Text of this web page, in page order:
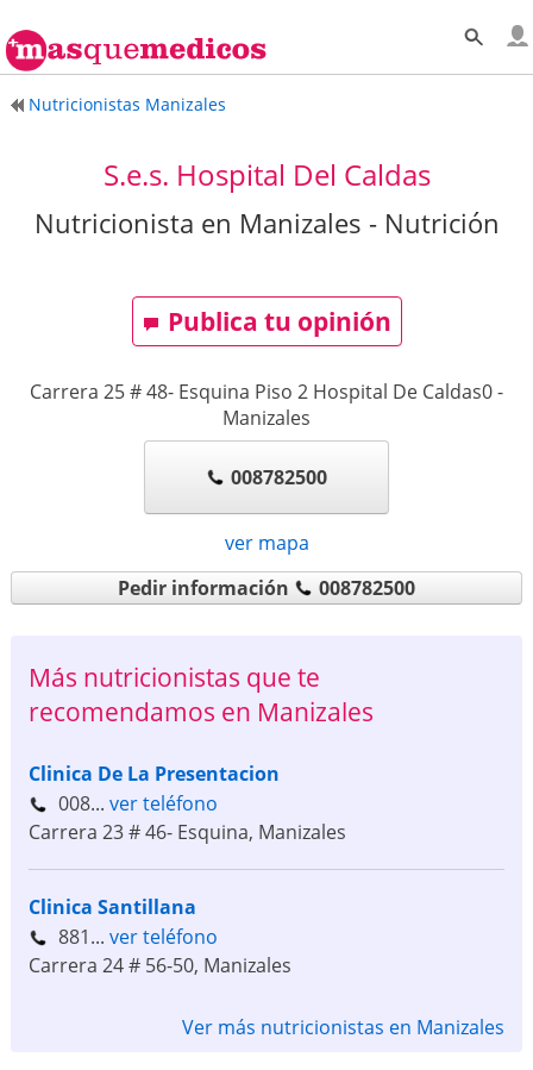
Nutricionistas Manizales
S.e.s. Hospital Del Caldas
Nutricionista en Manizales - Nutrición
Publica tu opinión
Carrera 25 # 48- Esquina Piso 2 Hospital De Caldas0-
Manizales
008782500
ver mapa
Pedir información
008782500
Más nutricionistas que te
recomendamos en Manizales
Clinica De La Presentacion
008... ver teléfono
Carrera 23 # 46- Esquina, Manizales
Clinica Santillana
881... ver teléfono
Carrera 24 # 56-50, Manizales
Ver más nutricionistas en Manizales